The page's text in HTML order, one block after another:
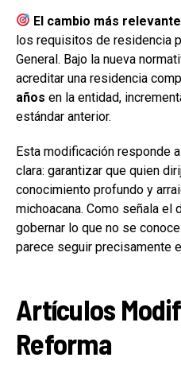
El cambio más relevante
los requisitos de residencia
General. Bajo la nueva
acreditar una residencia
años en la entidad,
estándar anterior.
Esta modificación responde
clara: garantizar que quien
conocimiento profundo y
michoacana. Como señala el
gobernar lo que no se
parece seguir precisamente
Artículos
Reforma